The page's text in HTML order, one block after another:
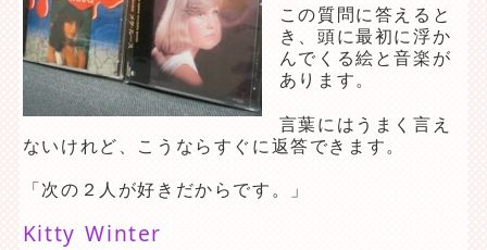
この質問に答えると
き、頭に最初に浮か
んでくる絵と音楽が
あります。
言葉にはうまく言え
ないけれど、こうならすぐに返答できます。
「次の２人が好きだからです。」
Kitty Winter